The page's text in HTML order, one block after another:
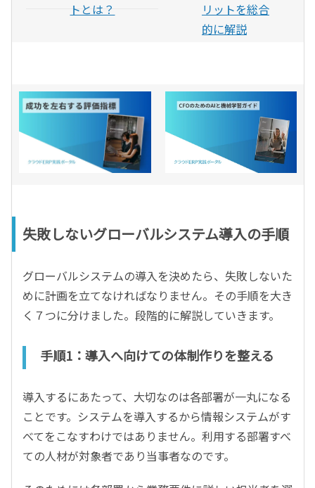
トとは？
リットを総合
的に解説
失敗しないグローバルシステム導入の手順
グローバルシステムの導入を決めたら、失敗しないた
めに計画を立てなければなりません。その手順を大き
く７つに分けました。段階的に解説していきます。
手順1：導入へ向けての体制作りを整える
導入するにあたって、大切なのは各部署が一丸になる
ことです。システムを導入するから情報システムがす
べてをこなすわけではありません。利用する部署すべ
ての人材が対象者であり当事者なのです。